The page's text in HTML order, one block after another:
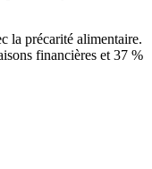
la précarité alimentaire.
financières et 37 %